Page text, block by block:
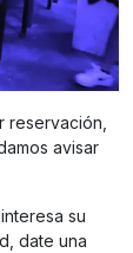
reservación,
avisar
su
date una